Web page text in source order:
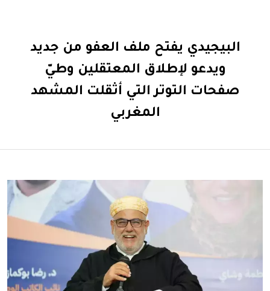
البيجيدي يفتح ملف العفو من جديد
ويدعو لإطلاق المعتقلين وطيّ
صفحات التوتر التي أثقلت المشهد
المغربي